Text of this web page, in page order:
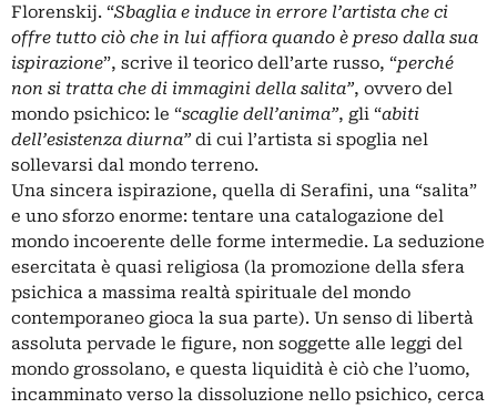
Florenskij. “Sbaglia e induce in errore l’artista che ci
offre tutto ciò che in lui affiora quando è preso dalla sua
ispirazione”, scrive il teorico dell’arte russo, “perché
non si tratta che di immagini della salita”, ovvero del
mondo psichico: le “scaglie dell’anima”, gli “abiti
dell’esistenza diurna” di cui l’artista si spoglia nel
sollevarsi dal mondo terreno.
Una sincera ispirazione, quella di Serafini, una “salita”
e uno sforzo enorme: tentare una catalogazione del
mondo incoerente delle forme intermedie. La seduzione
esercitata è quasi religiosa (la promozione della sfera
psichica a massima realtà spirituale del mondo
contemporaneo gioca la sua parte). Un senso di libertà
assoluta pervade le figure, non soggette alle leggi del
mondo grossolano, e questa liquidità è ciò che l’uomo,
incamminato verso la dissoluzione nello psichico, cerca